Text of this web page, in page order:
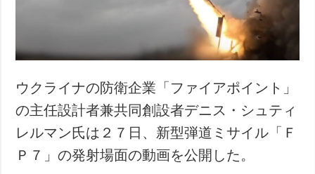
ウクライナの防衛企業「ファイアポイント」
の主任設計者兼共同創設者デニス・シュティ
レルマン氏は２７日、新型弾道ミサイル「Ｆ
Ｐ７」の発射場面の動画を公開した。